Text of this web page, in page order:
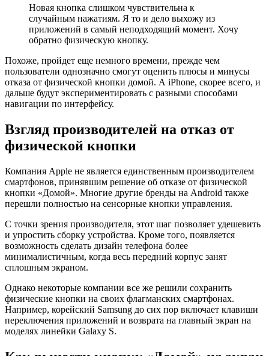
Новая кнопка слишком чувствительна к
случайным нажатиям. Я то и дело выхожу из
приложений в самый неподходящий момент. Хочу
обратно физическую кнопку.
Похоже, пройдет еще немного времени, прежде чем
пользователи однозначно смогут оценить плюсы и минусы
отказа от физической кнопки домой. А iPhone, скорее всего, и
дальше будут экспериментировать с разными способами
навигации по интерфейсу.
Взгляд производителей на отказ от
физической кнопки
Компания Apple не является единственным производителем
смартфонов, принявшим решение об отказе от физической
кнопки «Домой». Многие другие бренды на Android также
перешли полностью на сенсорные кнопки управления.
С точки зрения производителя, этот шаг позволяет удешевить
и упростить сборку устройства. Кроме того, появляется
возможность сделать дизайн телефона более
минималистичным, когда весь передний корпус занят
сплошным экраном.
Однако некоторые компании все же решили сохранить
физические кнопки на своих флагманских смартфонах.
Например, корейский Samsung до сих пор включает клавиши
переключения приложений и возврата на главный экран на
моделях линейки Galaxy S.